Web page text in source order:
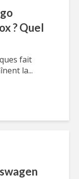
? Quel
fait
la...